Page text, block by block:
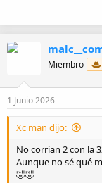
Miembro
1 Junio 2026
Xc man dijo:
No corrían 2 con la
Aunque no sé qué
🤣🤣